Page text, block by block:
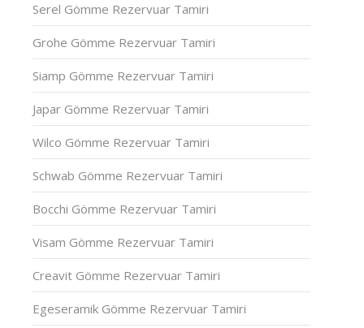
Serel Gömme Rezervuar Tamiri
Grohe Gömme Rezervuar Tamiri
Siamp Gömme Rezervuar Tamiri
Japar Gömme Rezervuar Tamiri
Wilco Gömme Rezervuar Tamiri
Schwab Gömme Rezervuar Tamiri
Bocchi Gömme Rezervuar Tamiri
Visam Gömme Rezervuar Tamiri
Creavit Gömme Rezervuar Tamiri
Egeseramik Gömme Rezervuar Tamiri